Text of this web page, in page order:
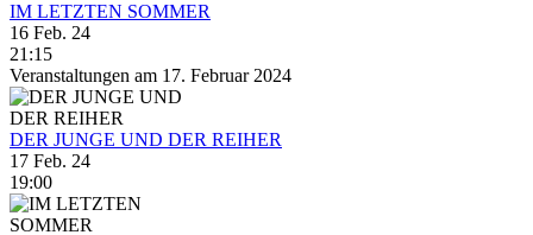
IM LETZTEN SOMMER
16 Feb. 24
21:15
Veranstaltungen am 17. Februar 2024
DER JUNGE UND DER REIHER
17 Feb. 24
19:00